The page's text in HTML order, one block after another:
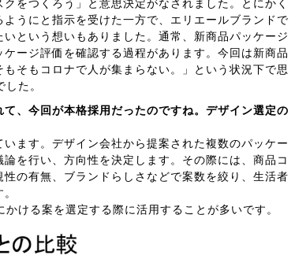
うにと指示を受けた一方で、エリエールブランドで
という想いもありました。通常、新商品パッケージ
ージ評価を確認する過程があります。今回は新商品
そもコロナで人が集まらない。」という状況下で思
た。
、今回が本格採用だったのですね。デザイン選定の
ます。デザイン会社から提案された複数のパッケー
を行い、方向性を決定します。その際には、商品コ
の有無、ブランドらしさなどで案数を絞り、生活者
ける案を選定する際に活用することが多いです。